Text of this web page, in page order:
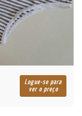
Logue-se para
ver o preço